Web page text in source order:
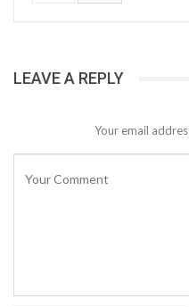
LEAVE A REPLY
Your email